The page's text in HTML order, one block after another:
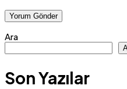
Ara
Son Yazılar